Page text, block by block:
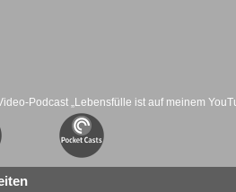
Podcast „Lebensfülle ist auf meinem